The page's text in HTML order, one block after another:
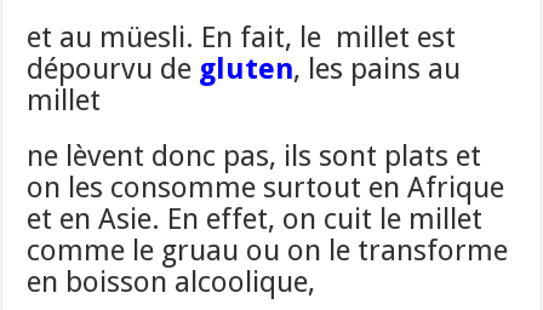
et au müesli. En fait, le millet est
dépourvu de gluten, les pains au
millet
ne lèvent donc pas, ils sont plats et
on les consomme surtout en Afrique
et en Asie. En effet, on cuit le millet
comme le gruau ou on le transforme
en boisson alcoolique,